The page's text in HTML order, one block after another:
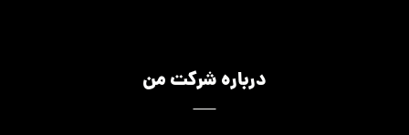
درباره شرکت من